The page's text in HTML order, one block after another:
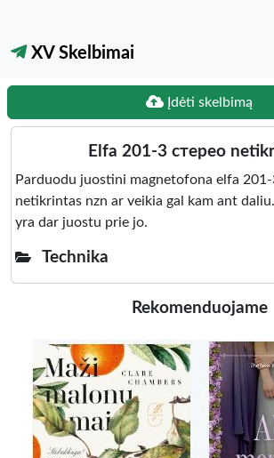
XV Skelbimai
Įdėti skelbimą
Elfa 201-3 стерео
Parduodu juostini magnetofona elfa 201-
netikrintas nzn ar veikia gal kam ant daliu.
yra dar juostu prie jo.
Technika
Rekomenduojame